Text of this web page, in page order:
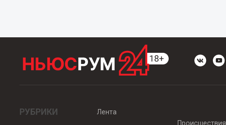
РУБРИКИ
Лента
Происшествия